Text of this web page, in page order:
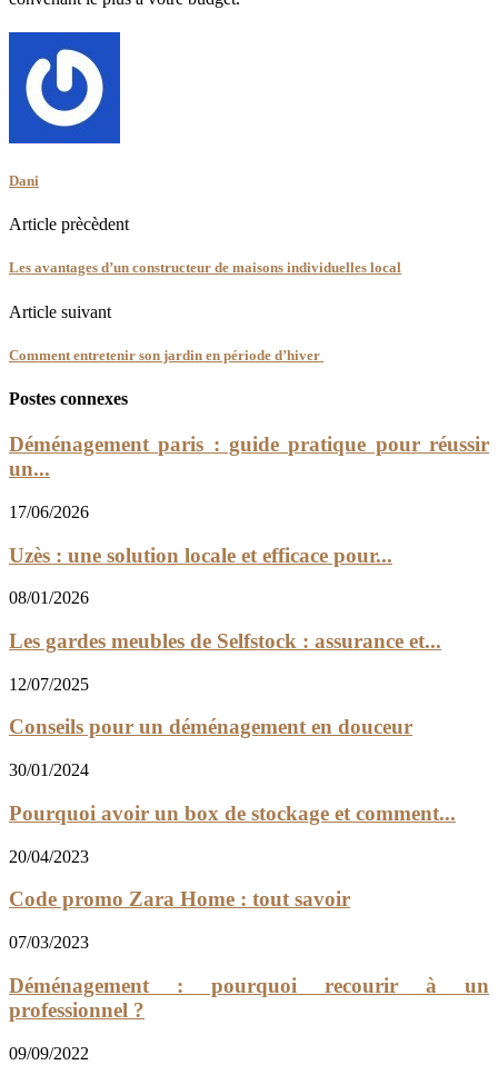
Dani
Article prècèdent
Les avantages d’un constructeur de maisons individuelles local
Article suivant
Comment entretenir son jardin en période d’hiver
Postes connexes
Déménagement paris : guide pratique pour réussir
un...
17/06/2026
Uzès : une solution locale et efficace pour...
08/01/2026
Les gardes meubles de Selfstock : assurance et...
12/07/2025
Conseils pour un déménagement en douceur
30/01/2024
Pourquoi avoir un box de stockage et comment...
20/04/2023
Code promo Zara Home : tout savoir
07/03/2023
Déménagement : pourquoi recourir à un
professionnel ?
09/09/2022